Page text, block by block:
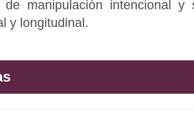
de manipulación intencional
y longitudinal.